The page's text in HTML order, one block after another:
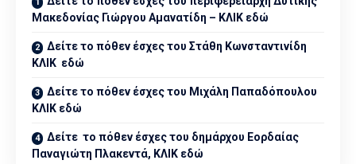
Μακεδονίας Γιώργου Αμανατίδη – ΚΛΙΚ εδώ
Δείτε το πόθεν έσχες του Στάθη Κωνσταντινίδη
ΚΛΙΚ εδώ
Δείτε το πόθεν έσχες του Μιχάλη Παπαδόπουλου
ΚΛΙΚ εδώ
Δείτε το πόθεν έσχες του δημάρχου Εορδαίας
Παναγιώτη Πλακεντά, ΚΛΙΚ εδώ